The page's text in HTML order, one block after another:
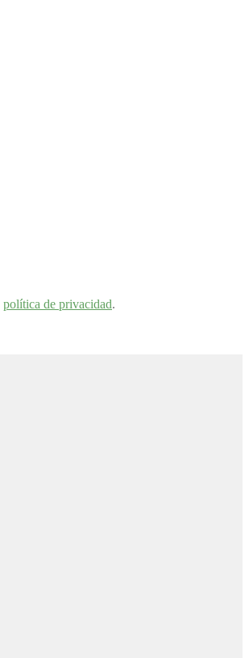
política de privacidad.